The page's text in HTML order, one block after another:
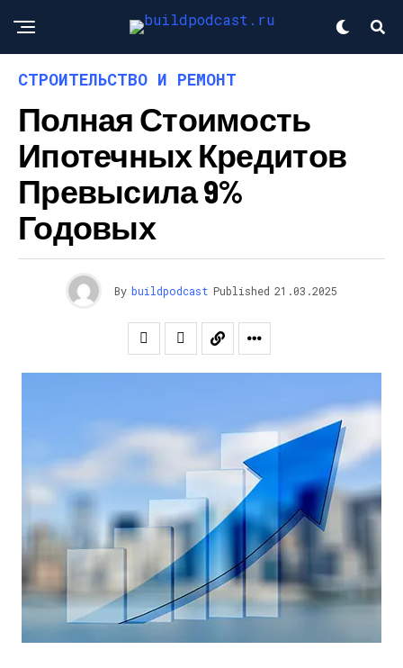
СТРОИТЕЛЬСТВО И РЕМОНТ
Полная Стоимость
Ипотечных Кредитов
Превысила 9%
Годовых
By buildpodcast Published 21.03.2025